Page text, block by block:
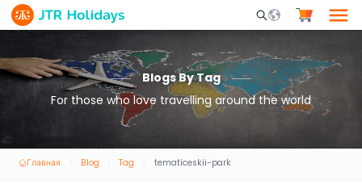
Mobile Search
Blogs By Tag
For those who love travelling around the world
Главная Blog Tag tematiceskii-park